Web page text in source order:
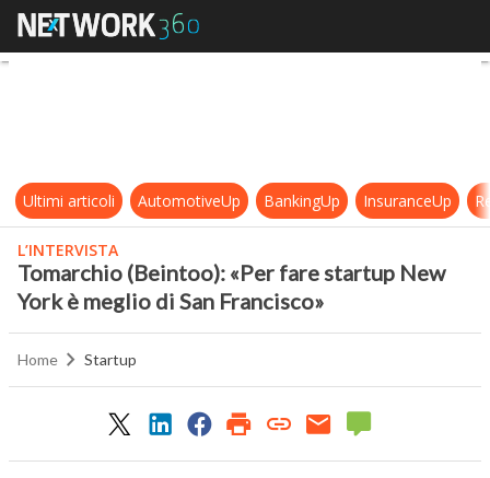
Tomarchio (Beintoo): «Per fare
Ultimi articoli AutomotiveUp BankingUp InsuranceUp
L’INTERVISTA
Tomarchio (Beintoo): «Per fare startup New
York è meglio di San Francisco»
Home Startup